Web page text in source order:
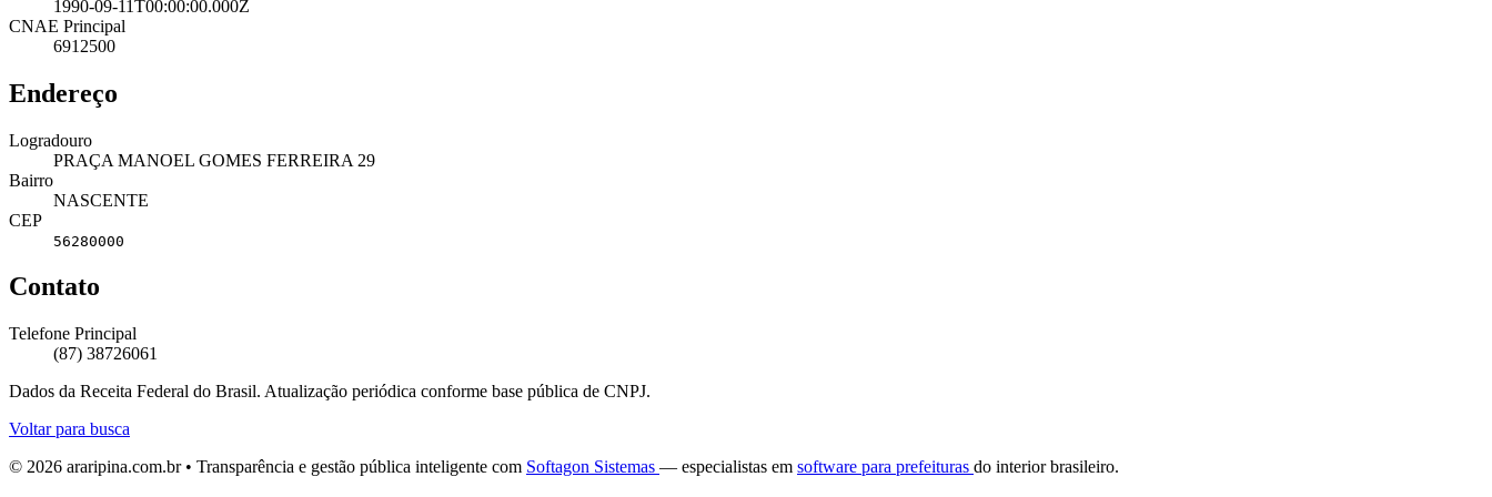
1990-09-11T00:00:00.000Z
CNAE Principal
6912500
Endereço
Logradouro
PRAÇA MANOEL GOMES FERREIRA 29
Bairro
NASCENTE
CEP
56280000
Contato
Telefone Principal
(87) 38726061
Dados da Receita Federal do Brasil. Atualização periódica conforme base pública de CNPJ.
Voltar para busca
© 2026 araripina.com.br • Transparência e gestão pública inteligente com Softagon Sistemas — especialistas em software para prefeituras do interior brasileiro.